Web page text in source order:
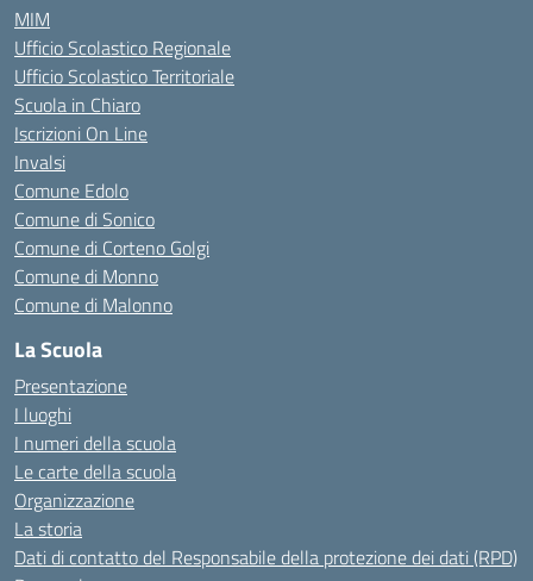
MIM
Ufficio Scolastico Regionale
Ufficio Scolastico Territoriale
Scuola in Chiaro
Iscrizioni On Line
Invalsi
Comune Edolo
Comune di Sonico
Comune di Corteno Golgi
Comune di Monno
Comune di Malonno
La Scuola
Presentazione
I luoghi
I numeri della scuola
Le carte della scuola
Organizzazione
La storia
Dati di contatto del Responsabile della protezione dei dati (RPD)